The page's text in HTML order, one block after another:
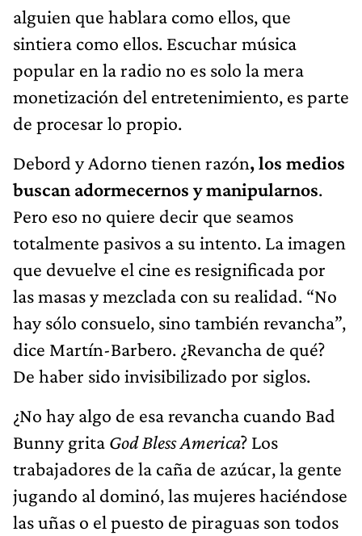
alguien que hablara como ellos, que
sintiera como ellos. Escuchar música
popular en la radio no es solo la mera
monetización del entretenimiento, es parte
de procesar lo propio.
Debord y Adorno tienen razón, los medios
buscan adormecernos y manipularnos.
Pero eso no quiere decir que seamos
totalmente pasivos a su intento. La imagen
que devuelve el cine es resignificada por
las masas y mezclada con su realidad. “No
hay sólo consuelo, sino también revancha”,
dice Martín-Barbero. ¿Revancha de qué?
De haber sido invisibilizado por siglos.
¿No hay algo de esa revancha cuando Bad
Bunny grita God Bless America? Los
trabajadores de la caña de azúcar, la gente
jugando al dominó, las mujeres haciéndose
las uñas o el puesto de piraguas son todos